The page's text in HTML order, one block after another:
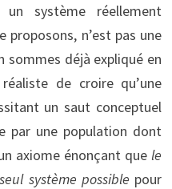
système réellement
n’est pas une
sommes déjà expliqué en
de croire qu’une
un saut conceptuel
par une population dont
axiome énonçant quele
système possible pour